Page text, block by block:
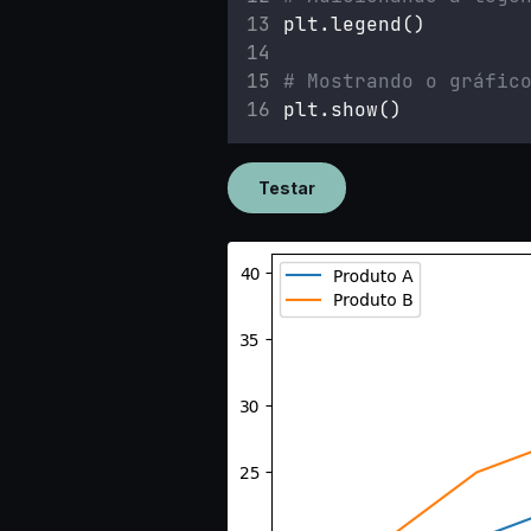
plt.legend()
# Mostrando o
plt.show()
Testar